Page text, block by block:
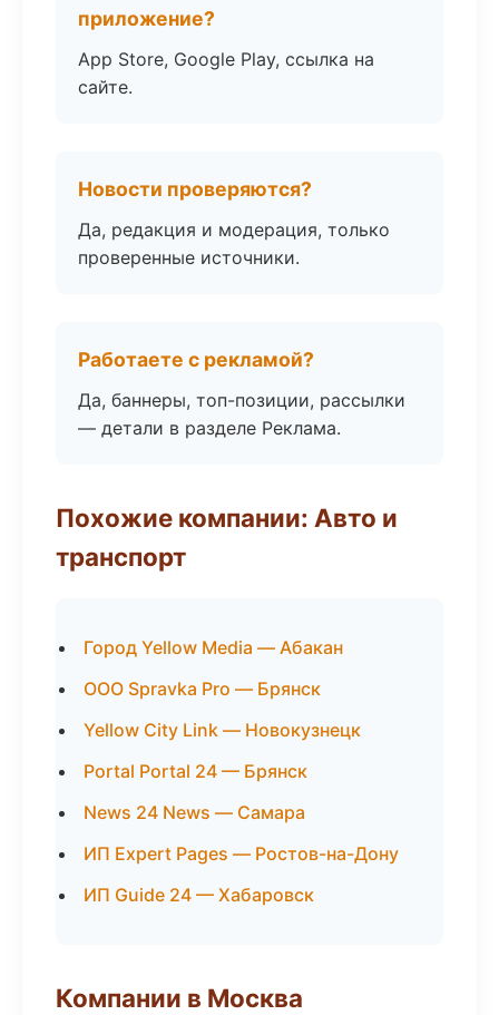
приложение?
App Store, Google Play, ссылка на
сайте.
Новости проверяются?
Да, редакция и модерация, только
проверенные источники.
Работаете с рекламой?
Да, баннеры, топ-позиции, рассылки
— детали в разделе Реклама.
Похожие компании: Авто и
транспорт
Город Yellow Media — Абакан
ООО Spravka Pro — Брянск
Yellow City Link — Новокузнецк
Portal Portal 24 — Брянск
News 24 News — Самара
ИП Expert Pages — Ростов-на-Дону
ИП Guide 24 — Хабаровск
Компании в Москва